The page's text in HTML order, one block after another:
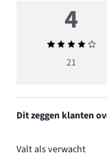
4
21
Dit zeggen klanten
Valt als verwacht